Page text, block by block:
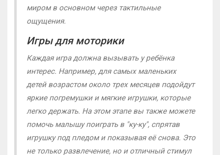
миром в основном через тактильные
ощущения.
Игры для моторики
Каждая игра должна вызывать у ребёнка
интерес. Например, для самых маленьких
детей возрастом около трех месяцев подойдут
яркие погремушки и мягкие игрушки, которые
легко держать. На этом этапе вы также можете
помочь малышу поиграть в "ку-ку", спрятав
игрушку под пледом и показывая её снова. Это
не только развлечение, но и отличный стимул